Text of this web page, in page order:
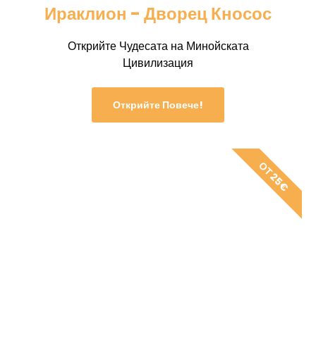
Ираклион - Дворец Кносос
Открийте Чудесата на Минойската
Цивилизация
Открийте Повече!
ОТ 25€